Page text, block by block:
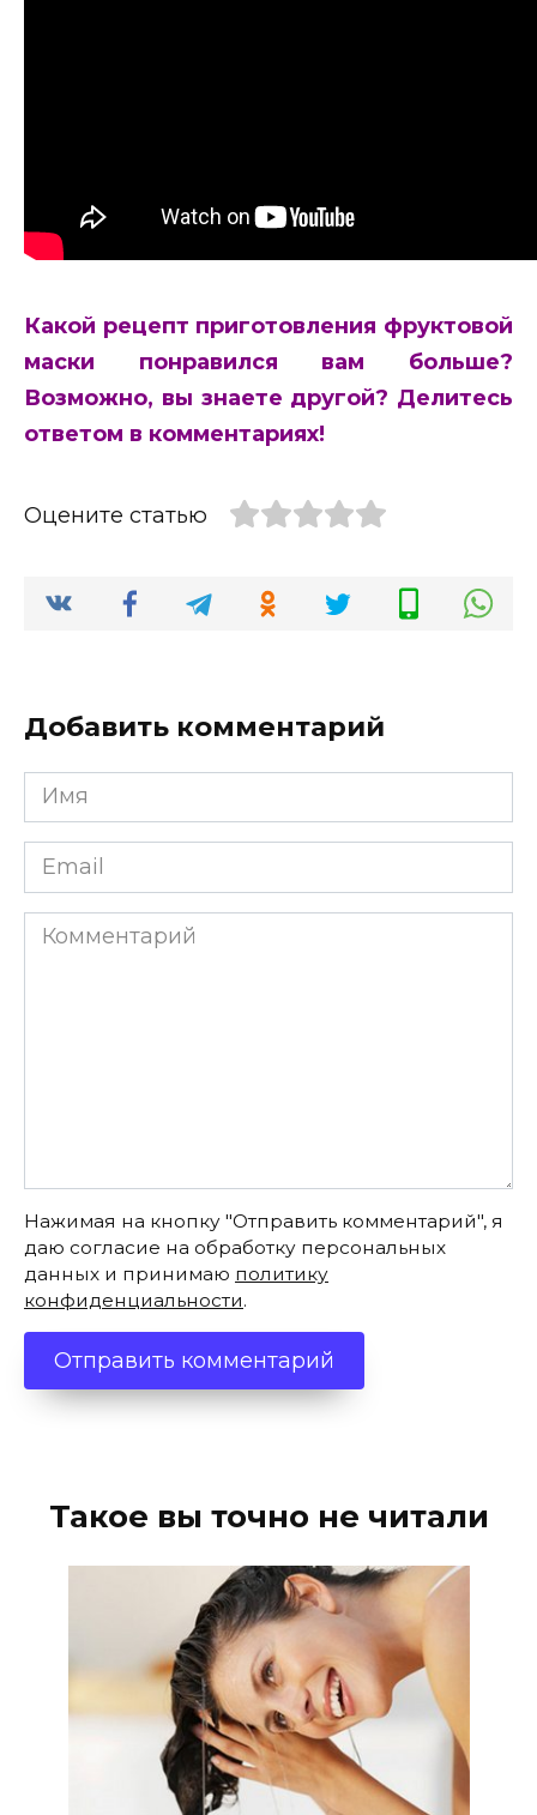
Какой рецепт приготовления фруктовой
маски понравился вам больше?
Возможно, вы знаете другой? Делитесь
ответом в комментариях!
Оцените статью
Добавить комментарий
Имя
*
Email
*
Комментарий
Нажимая на кнопку "Отправить комментарий", я
даю согласие на обработку персональных
данных и принимаю политику
конфиденциальности.
Такое вы точно не читали